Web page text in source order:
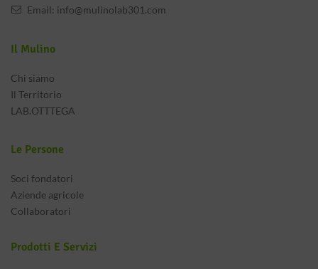
Email: info@mulinolab301.com
Il Mulino
Chi siamo
Il Territorio
LAB.OTTTEGA
Le Persone
Soci fondatori
Aziende agricole
Collaboratori
Prodotti E Servizi